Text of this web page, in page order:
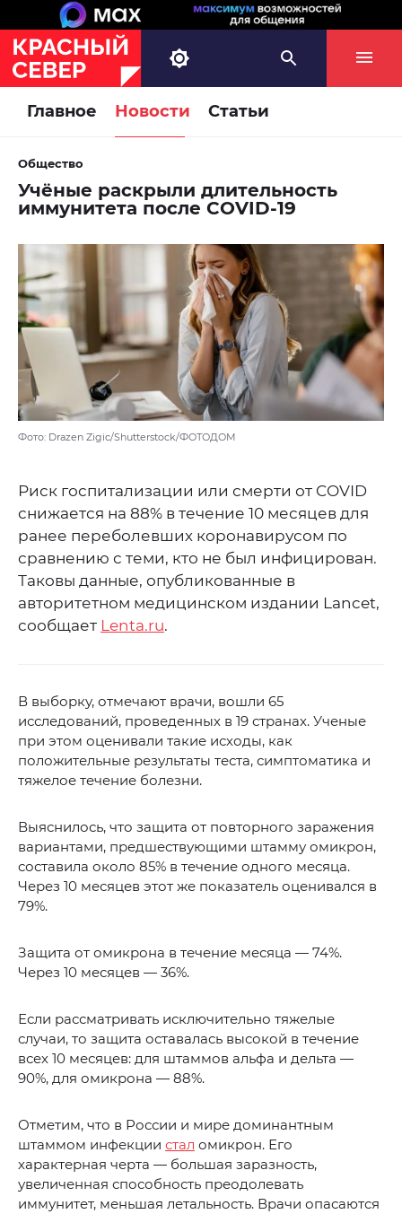
Главное Новости Статьи
Общество
Учёные раскрыли длительность
иммунитета после COVID-19
Фото: Drazen Zigic/Shutterstock/ФОТОДОМ
Риск госпитализации или смерти от COVID
снижается на 88% в течение 10 месяцев для
ранее переболевших коронавирусом по
сравнению с теми, кто не был инфицирован.
Таковы данные, опубликованные в
авторитетном медицинском издании Lancet,
сообщает Lenta.ru.
В выборку, отмечают врачи, вошли 65
исследований, проведенных в 19 странах. Ученые
при этом оценивали такие исходы, как
положительные результаты теста, симптоматика и
тяжелое течение болезни.
Выяснилось, что защита от повторного заражения
вариантами, предшествующими штамму омикрон,
составила около 85% в течение одного месяца.
Через 10 месяцев этот же показатель оценивался в
79%.
Защита от омикрона в течение месяца — 74%.
Через 10 месяцев — 36%.
Если рассматривать исключительно тяжелые
случаи, то защита оставалась высокой в течение
всех 10 месяцев: для штаммов альфа и дельта —
90%, для омикрона — 88%.
Отметим, что в России и мире доминантным
штаммом инфекции стал омикрон. Его
характерная черта — большая заразность,
увеличенная способность преодолевать
иммунитет, меньшая летальность. Врачи опасаются